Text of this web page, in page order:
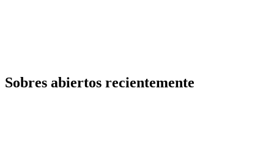
Sobres abiertos recientemente